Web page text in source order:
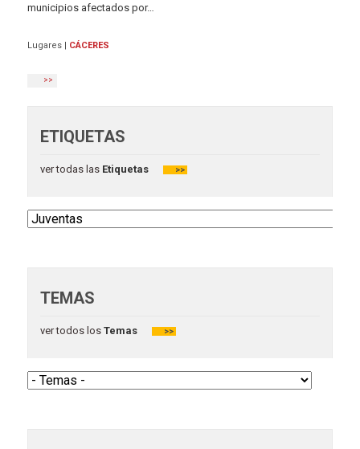
municipios afectados por…
Lugares CÁCERES
>>
ETIQUETAS
ver todas las Etiquetas >>
TEMAS
ver todos losTemas >>